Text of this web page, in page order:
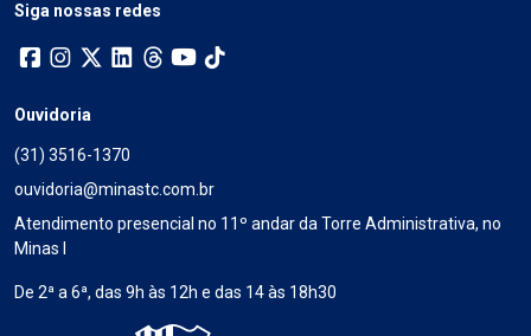
Siga nossas redes
Ouvidoria
(31) 3516-1370
ouvidoria@minastc.com.br
Atendimento presencial no 11º andar da Torre Administrativa, no
Minas I
De 2ª a 6ª, das 9h às 12h e das 14 às 18h30